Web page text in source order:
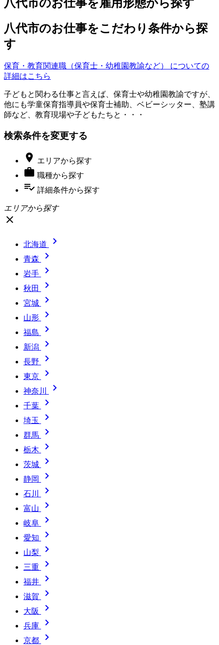
八代市のお仕事を雇用形態から探す
八代市のお仕事をこだわり条件から探
す
保育・教育関連職（保育士・幼稚園教諭など） についての
詳細はこちら
子どもと関わる仕事と言えば、保育士や幼稚園教諭ですが、
他にも学童保育指導員や保育士補助、ベビーシッター、塾講
師など、教育現場や子どもたちと・・・
検索条件を変更する
 エリアから探す
 職種から探す
playlist_add_check 詳細条件から探す
エリアから探す
close
北海道 
青森 
岩手 
秋田 
宮城 
山形 
福島 
新潟 
長野 
東京 
神奈川 
千葉 
埼玉 
群馬 
栃木 
茨城 
静岡 
石川 
富山 
岐阜 
愛知 
山梨 
三重 
福井 
滋賀 
大阪 
兵庫 
京都 